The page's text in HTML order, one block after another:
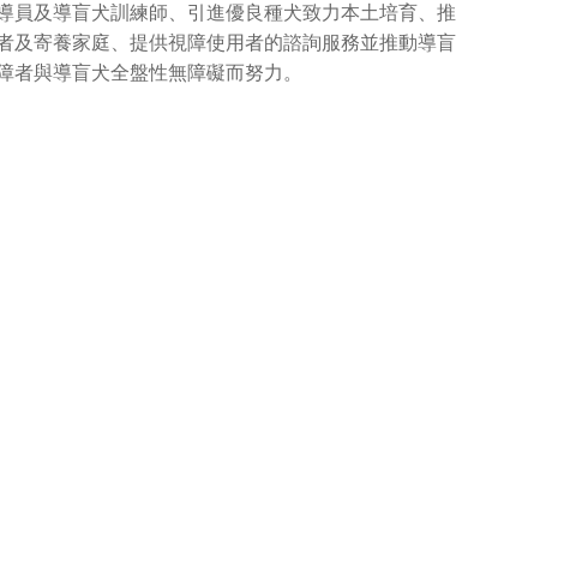
員及導盲犬訓練師、引進優良種犬致力本土培育、推
及寄養家庭、提供視障使用者的諮詢服務並推動導盲
者與導盲犬全盤性無障礙而努力。